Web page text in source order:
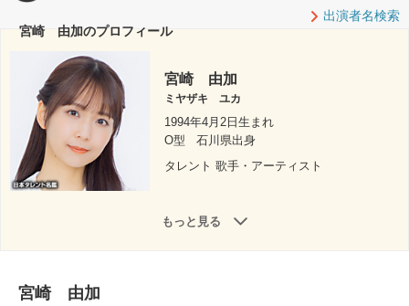
出演者名検索
宮崎 由加のプロフィール
宮崎 由加
ミヤザキ ユカ
1994年4月2日生まれ
O型
石川県出身
タレント 歌手・アーティスト
もっと見る
宮崎 由加